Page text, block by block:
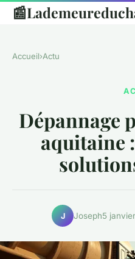
📰
Accueil›Actu
Dépannage
aquitaine
J Joseph5